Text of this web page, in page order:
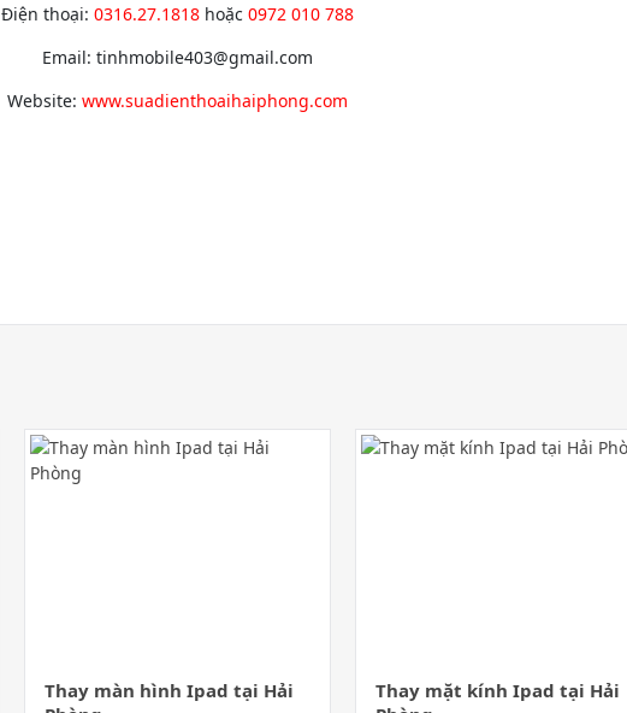
Điện thoại: 0316.27.1818 hoặc 0972 010 788
Email: tinhmobile403@gmail.com
Website: www.suadienthoaihaiphong.com
Thay màn hình Ipad tại Hải
Thay mặt kính Ipad tại Hải